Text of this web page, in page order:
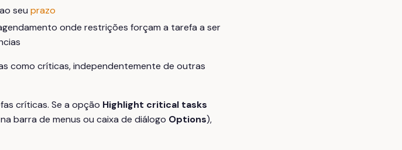
seu prazo
onde restrições forçam a tarefa a ser
como críticas, independentemente de outras
críticas. Se a opção Highlight critical tasks
na barra de menus ou caixa de diálogo Options),